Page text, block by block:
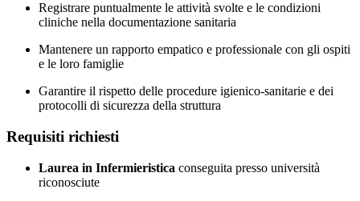
Registrare puntualmente le attività svolte e le condizioni
cliniche nella documentazione sanitaria
Mantenere un rapporto empatico e professionale con gli ospiti
e le loro famiglie
Garantire il rispetto delle procedure igienico-sanitarie e dei
protocolli di sicurezza della struttura
Requisiti richiesti
Laurea in Infermieristica conseguita presso università
riconosciute